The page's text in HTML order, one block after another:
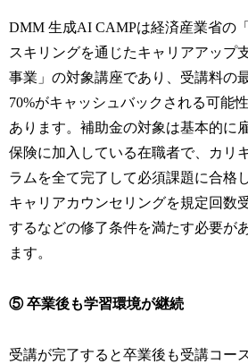
DMM 生成AI CAMPは経済産業省の
スキリングを通じたキャリアアップ
事業」の対象講座であり、受講料の
70%がキャッシュバックされる可能
あります。補助金の対象は基本的に
保険に加入している在職者で、カリ
ラムを全て完了して必須課題に合格し
キャリアカウンセリングを規定回数
するなどの修了条件を満たす必要が
ます。
⑤ 卒業後も学習環境が継続
受講が完了すると卒業後も受講コー